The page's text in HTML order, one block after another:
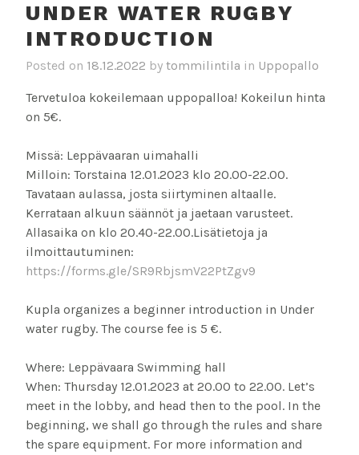
UNDER WATER RUGBY
INTRODUCTION
Posted on 18.12.2022 by tommilintila in Uppopallo
Tervetuloa kokeilemaan uppopalloa! Kokeilun hinta
on 5€.
Missä: Leppävaaran uimahalli
Milloin: Torstaina 12.01.2023 klo 20.00-22.00.
Tavataan aulassa, josta siirtyminen altaalle.
Kerrataan alkuun säännöt ja jaetaan varusteet.
Allasaika on klo 20.40-22.00.Lisätietoja ja
ilmoittautuminen:
https://forms.gle/SR9RbjsmV22PtZgv9
Kupla organizes a beginner introduction in Under
water rugby. The course fee is 5 €.
Where: Leppävaara Swimming hall
When: Thursday 12.01.2023 at 20.00 to 22.00. Let’s
meet in the lobby, and head then to the pool. In the
beginning, we shall go through the rules and share
the spare equipment. For more information and